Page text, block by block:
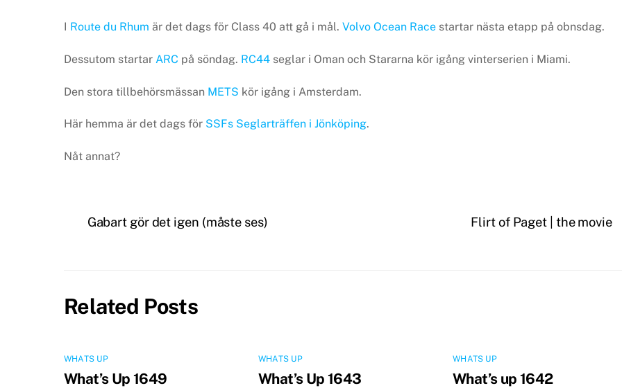
I Route du Rhum är det dags för Class 40 att gå i mål. Volvo Ocean Race startar nästa etapp på obnsdag.
Dessutom startar ARC på söndag. RC44 seglar i Oman och Stararna kör igång vinterserien i Miami.
Den stora tillbehörsmässan METS kör igång i Amsterdam.
Här hemma är det dags för SSFs Seglarträffen i Jönköping.
Nåt annat?
Gabart gör det igen (måste ses) Flirt of Paget | the movie
Related Posts
WHATS UP
What’s Up 1649
WHATS UP
What’s Up 1643
WHATS UP
What’s up 1642